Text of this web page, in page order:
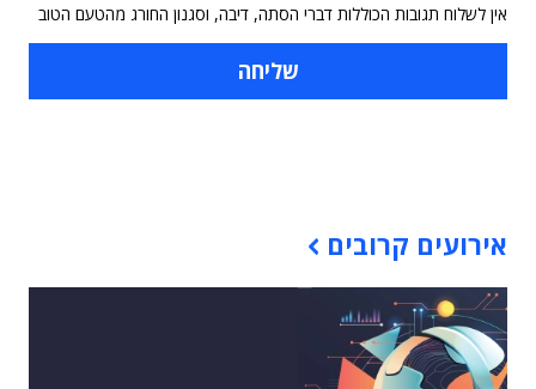
אין לשלוח תגובות הכוללות דברי הסתה, דיבה, וסגנון החורג מהטעם הטוב
אירועים קרובים